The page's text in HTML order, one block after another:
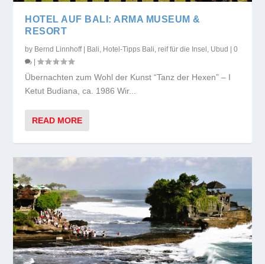
HOTEL AUF BALI: ARMA MUSEUM &
RESORT
by Bernd Linnhoff| Bali Hotel-Tipps Bali ,reif für die Insel Ubud |0
|
Übernachten zum Wohl der Kunst “Tanz der Hexen” – I
Ketut Budiana, ca. 1986 Wir...
READ MORE